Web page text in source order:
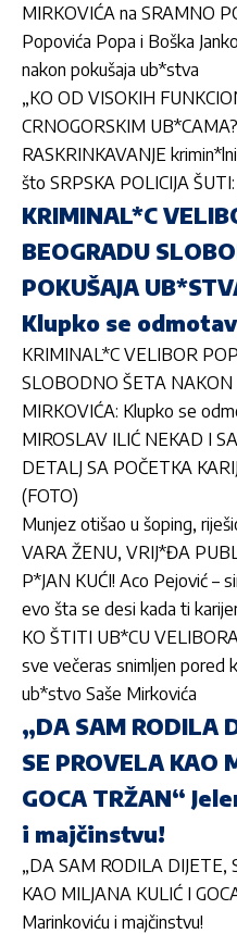
MIRKOVIĆA na SRAMNO
Popovića Popa i Boška
nakon pokušaja ub*stva
„KO OD VISOKIH
CRNOGORSKIM
RASKRINKAVANJE
što SRPSKA POLICIJA
KRIMINAL*C
BEOGRADU
POKUŠAJA
Klupko se
KRIMINAL*C VELIBOR
SLOBODNO ŠETA NAKON
MIRKOVIĆA: Klupko se
MIROSLAV ILIĆ NEKAD I
DETALJ SA POČETKA
(FOTO)
Munjez otišao u šoping,
VARA ŽENU, VRIJ*ĐA
P*JAN KUĆI! Aco Pejović –
evo šta se desi kada ti
KO ŠTITI UB*CU
sve večeras snimljen pored
ub*stvo Saše Mirkovića
„DA SAM RODILA
SE PROVELA KAO
GOCA TRŽAN“
i majčinstvu!
„DA SAM RODILA DIJETE,
KAO MILJANA KULIĆ I
Marinkoviću i majčinstvu!